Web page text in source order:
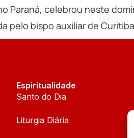
Paraná, celebrou neste
pelo bispo auxiliar de
Espiritualidade
Santo do Dia
Liturgia Diária